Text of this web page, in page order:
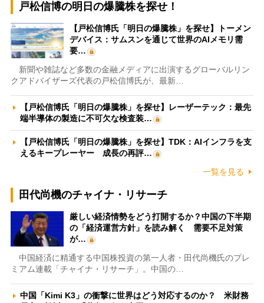
戸松信博の明日の爆騰株を探せ！
【戸松信博氏「明日の爆騰株」を探せ】トーメン
デバイス：サムスンを通じて世界のAIメモリ需
要…
新聞や雑誌など多数の金融メディアに出演するグローバルリン
クアドバイザーズ代表の戸松信博氏が、最新…
【戸松信博氏「明日の爆騰株」を探せ】レーザーテック：最先
端半導体の製造に不可欠な検査装…
【戸松信博氏「明日の爆騰株」を探せ】TDK：AIインフラを支
えるキープレーヤー 成長の再評…
一覧を見る
田代尚機のチャイナ・リサーチ
厳しい経済情勢をどう打開するか？中国の下半期
の「経済運営方針」を読み解く 需要不足対策
が…
中国経済に精通する中国株投資の第一人者・田代尚機氏のプレ
ミアム連載「チャイナ・リサーチ」。中国の…
中国「Kimi K3」の衝撃に世界はどう対応するのか？ 米財務